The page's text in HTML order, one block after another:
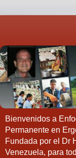
Bienvenidos a
Permanente en
Fundada por el Dr
Venezuela, para